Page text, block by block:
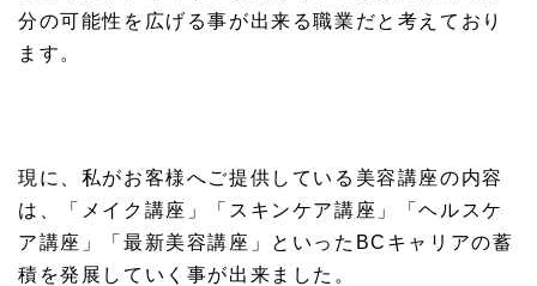
分の可能性を広げる事が出来る職業だと考えており
ます。
現に、私がお客様へご提供している美容講座の内容
は、「メイク講座」「スキンケア講座」「ヘルスケ
ア講座」「最新美容講座」といったBCキャリアの蓄
積を発展していく事が出来ました。